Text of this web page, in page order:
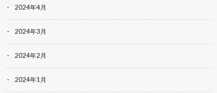
2024年4月
2024年3月
2024年2月
2024年1月